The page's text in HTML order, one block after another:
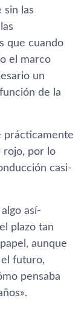
sin las
que cuando
el marco
un
de la
prácticamente
rojo, por lo
casi-
algo así­
plazo tan
aunque
futuro,
pensaba